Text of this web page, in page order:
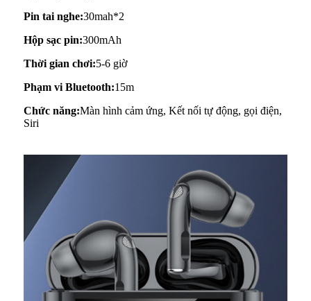
Pin tai nghe:30mah*2
Hộp sạc pin:300mAh
Thời gian chơi:5-6 giờ
Phạm vi Bluetooth:15m
Chức năng:Màn hình cảm ứng, Kết nối tự động, gọi điện,
Siri